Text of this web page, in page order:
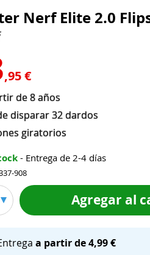
Nerf Elite 2.0
,95 €
de 8 años
disparar 32 dardos
giratorios
- Entrega de 2-4 días
908
Agregar al
a partir de 4,99 €